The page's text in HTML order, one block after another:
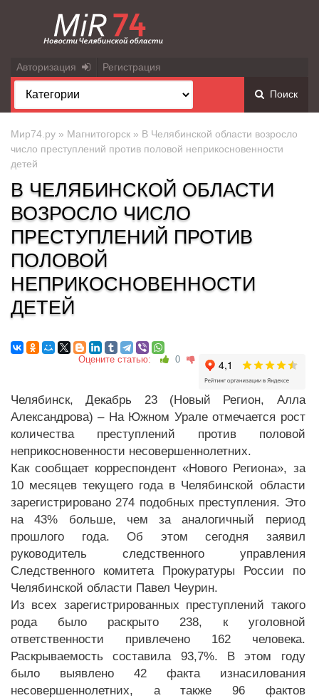
Авторизация Регистрация
Поиск
Мир74.ру » Магнитогорск » В Челябинской области возросло
число преступлений против половой неприкосновенности
детей
В ЧЕЛЯБИНСКОЙ ОБЛАСТИ
ВОЗРОСЛО ЧИСЛО
ПРЕСТУПЛЕНИЙ ПРОТИВ
ПОЛОВОЙ
НЕПРИКОСНОВЕННОСТИ
ДЕТЕЙ
Оцените статью: 0
Челябинск, Декабрь 23 (Новый Регион, Алла
Александрова) – На Южном Урале отмечается рост
количества преступлений против половой
неприкосновенности несовершеннолетних.
Как сообщает корреспондент «Нового Региона», за
10 месяцев текущего года в Челябинской области
зарегистрировано 274 подобных преступления. Это
на 43% больше, чем за аналогичный период
прошлого года. Об этом сегодня заявил
руководитель следственного управления
Следственного комитета Прокуратуры России по
Челябинской области Павел Чеурин.
Из всех зарегистрированных преступлений такого
рода было раскрыто 238, к уголовной
ответственности привлечено 162 человека.
Раскрываемость составила 93,7%. В этом году
было выявлено 42 факта изнасилования
несовершеннолетних, а также 96 фактов